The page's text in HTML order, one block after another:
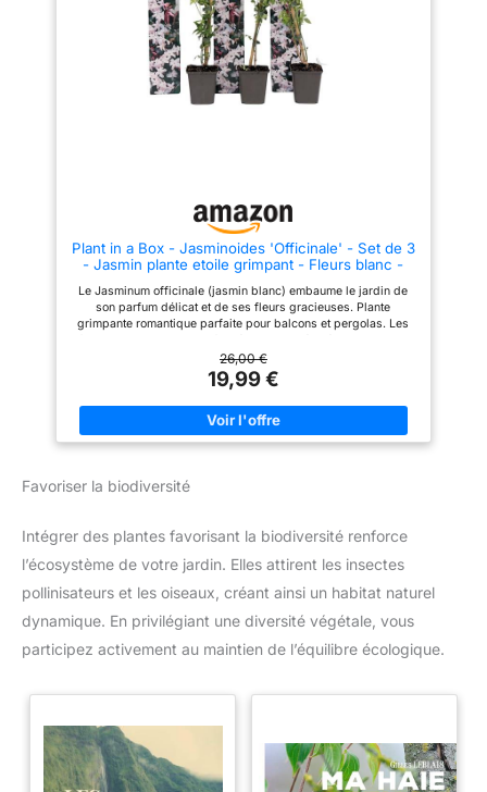
durabilité et à la qualité, afin
que vous puissiez profiter de
votre plante avec une bonne
sensation. FACILE À
ENTRETENIR : Cette plante est
idéale pour les débutants grâce
à ses besoins d'entretien
ajoutent une touche fraîche et
intérieur, que la plante soit
suspendue, grimpante ou posée
Plant in a Box - Jasminoides 'Officinale' - Set de 3
- Jasmin plante etoile grimpant - Fleurs blanc -
Pot 9cm - Hauteur 25-40cm
Le Jasminum officinale (jasmin blanc) embaume le jardin de
son parfum délicat et de ses fleurs gracieuses. Plante
grimpante romantique parfaite pour balcons et pergolas. Les
toile de fond parfaite pour ses fleurs spectaculaires au parfum
irrésistible et sucré. Le Jasminum officinale diffuse un parfum
délicieux et grimpe aisément. Idéal pour les espaces
ensoleillés où l’on souhaite douceur, charme et ambiance
romantique. Soigneusement emballé dans une boîte
d'expédition solide spécialement conçue pour les plantes. De
hauteur de 25 à 40 cm à la livraison, mesurée avec le pot de
26,00 €
19,99 €
Favoriser la biodiversité
Intégrer des plantes favorisant la biodiversité renforce
l’écosystème de votre jardin. Elles attirent les insectes
pollinisateurs et les oiseaux, créant ainsi un habitat naturel
dynamique. En privilégiant une diversité végétale, vous
participez activement au maintien de l’équilibre écologique.